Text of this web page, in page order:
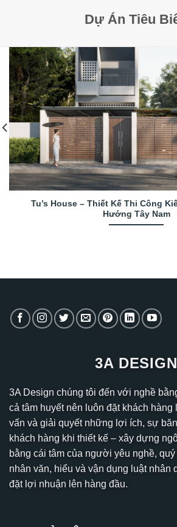
Dự Án Tiêu
Tu’s House – Thiết Kế Thi Công
Hướng Tây Nam
3A DESIGN
3A Design chúng tôi đến với nghề
cả tâm huyết nên luôn đặt khách hàng
vấn và giải quyết những lợi ích, sự
khách hàng khi thiết kế – xây dựng
bằng cái tâm của người yêu nghề,
nhân văn, hiểu và vận dụng luật nhân
đặt lợi nhuận lên hàng đầu.